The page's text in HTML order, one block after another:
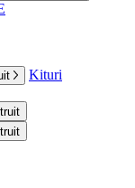
Kituri